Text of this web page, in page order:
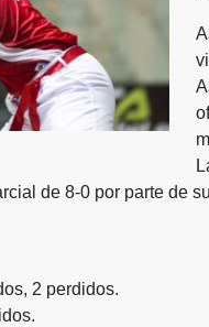
de 8-0 por parte de
2 perdidos.